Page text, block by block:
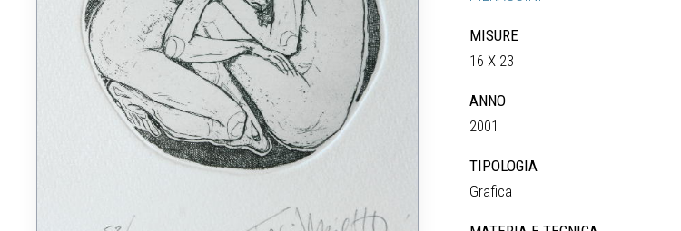
MISURE
16 X 23
ANNO
2001
TIPOLOGIA
Grafica